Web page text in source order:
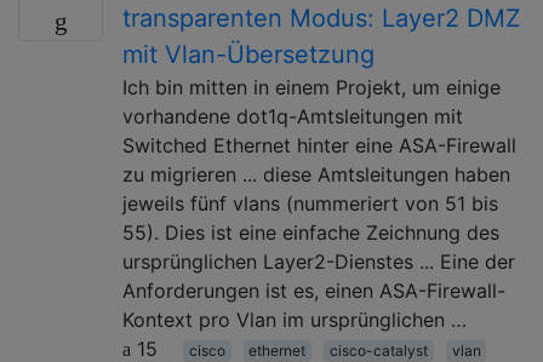
transparenten Modus: Layer2 DMZ
mit Vlan-Übersetzung
Ich bin mitten in einem Projekt, um einige
vorhandene dot1q-Amtsleitungen mit
Switched Ethernet hinter eine ASA-Firewall
zu migrieren ... diese Amtsleitungen haben
jeweils fünf vlans (nummeriert von 51 bis
55). Dies ist eine einfache Zeichnung des
ursprünglichen Layer2-Dienstes ... Eine der
Anforderungen ist es, einen ASA-Firewall-
Kontext pro Vlan im ursprünglichen …
15
cisco ethernet cisco-catalyst
vlan